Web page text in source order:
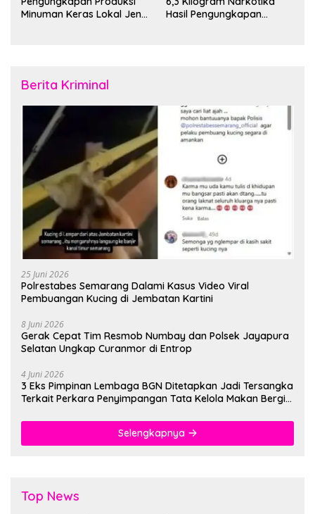
Minuman Keras Lokal Jenis
Hasil Pengungkapan
Berita Kriminal
25 Juni 2026
Polrestabes Semarang Dalami Kasus Video Viral
Pembuangan Kucing di Jembatan Kartini
8 Juni 2026
Gerak Cepat Tim Resmob Numbay dan Polsek Jayapura
Selatan Ungkap Curanmor di Entrop
4 Juni 2026
3 Eks Pimpinan Lembaga BGN Ditetapkan Jadi Tersangka
Terkait Perkara Penyimpangan Tata Kelola Makan Bergizi
Selengkapnya
Top News